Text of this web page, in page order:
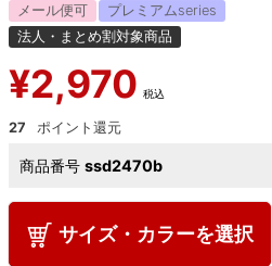
メール便可
プレミアムseries
法人・まとめ割対象商品
¥2,970 税込
27
商品番号 ssd2470b
サイズ・カラーを選択